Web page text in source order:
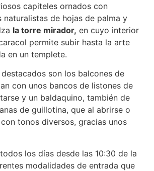
capiteles ornados con
naturalistas de hojas de palma y
la torre mirador, en cuyo interior
permite subir hasta la arte
en un templete.
son los balcones de
con unos bancos de listones de
y un baldaquino, también de
de guillotina, que al abrirse o
tonos diversos, gracias unos
los días desde las 10:30 de la
modalidades de entrada que